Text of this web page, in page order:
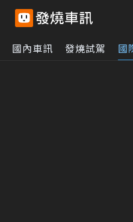
國內車訊 發燒試駕 國